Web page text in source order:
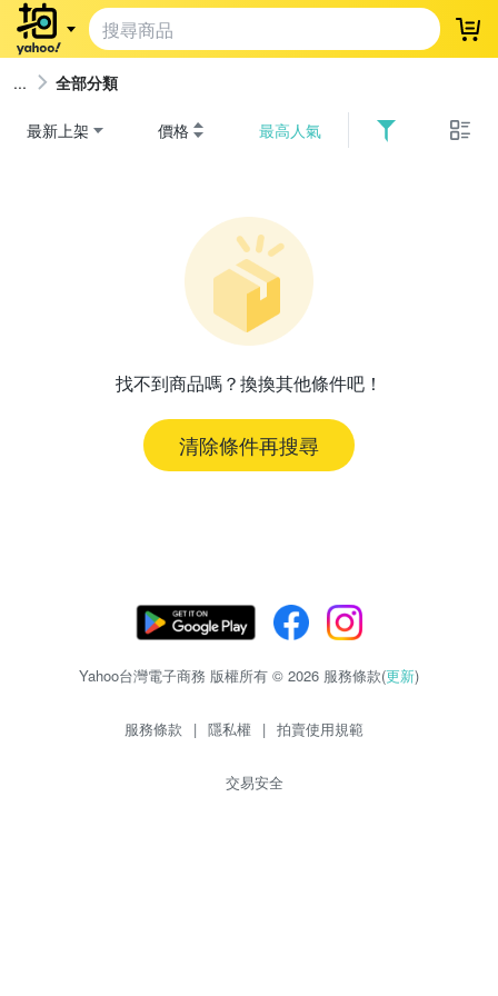
登
全部分類
最新上架 價格 最高人氣
找不到商品嗎？換換其他條件吧！
清除條件再搜尋
Yahoo台灣電子商務 版權所有 © 2026 服務條款(更新)
服務條款 | 隱私權 | 拍賣使用規範
交易安全